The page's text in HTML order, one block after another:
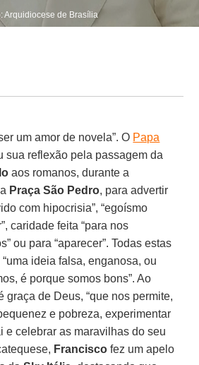
Arquidiocese de Brasília
um amor de novela”. O Papa
sua reflexão pela passagem da
aos romanos, durante a
Praça São Pedro, para advertir
com hipocrisia”, “egoísmo
caridade feita “para nos
ou para “aparecer”. Todas estas
ideia falsa, enganosa, ou
é porque somos bons”. Ao
graça de Deus, “que nos permite,
e pobreza, experimentar
e celebrar as maravilhas do seu
Francisco fez um apelo